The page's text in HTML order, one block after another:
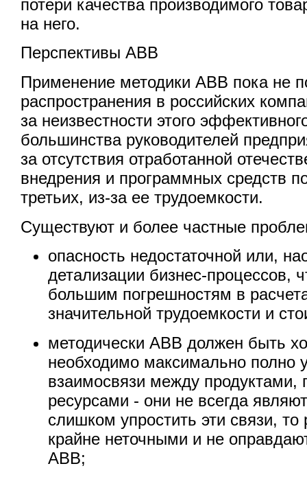
потери качества производимого
на него.
Перспективы АВВ
Применение методики АВВ пока не
распространения в российских
за неизвестности этого
большинства руководителей
за отсутствия отработанной
внедрения и программных средств
третьих, из-за ее трудоемкости.
Существуют и более частные
опасность недостаточной или,
детализации бизнес-процессов,
большим погрешностям в
значительной трудоемкости и
методически АВВ должен быть
необходимо максимально полно
взаимосвязи между продуктами,
ресурсами - они не всегда
слишком упростить эти связи,
крайне неточными и не
АВВ;